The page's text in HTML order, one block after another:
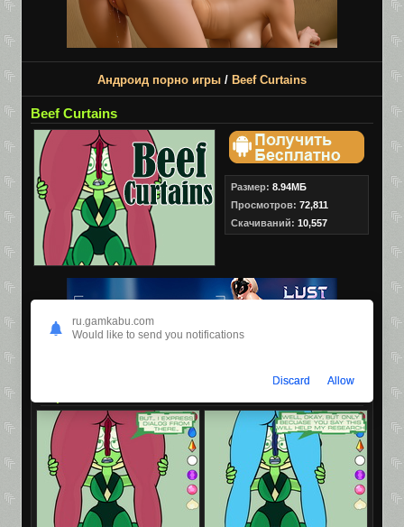
Андроид порно игры / Beef Curtains
Beef Curtains
Размер: 8.94МБ
Просмотров: 72,811
Скачиваний: 10,557
ru.gamkabu.com
Would like to send you notifications
Discard Allow